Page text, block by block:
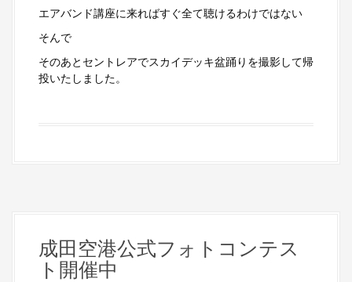
エアバンド講座に来ればすぐ全て聴けるわけではない
そんで
そのあとセントレアでスカイデッキ盆踊りを撮影して帰
投いたしました。
成田空港公式フォトコンテス
ト開催中